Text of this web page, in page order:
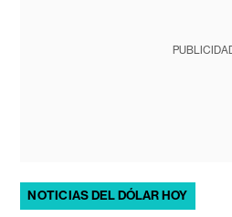
NOTICIAS DEL DÓLAR HOY